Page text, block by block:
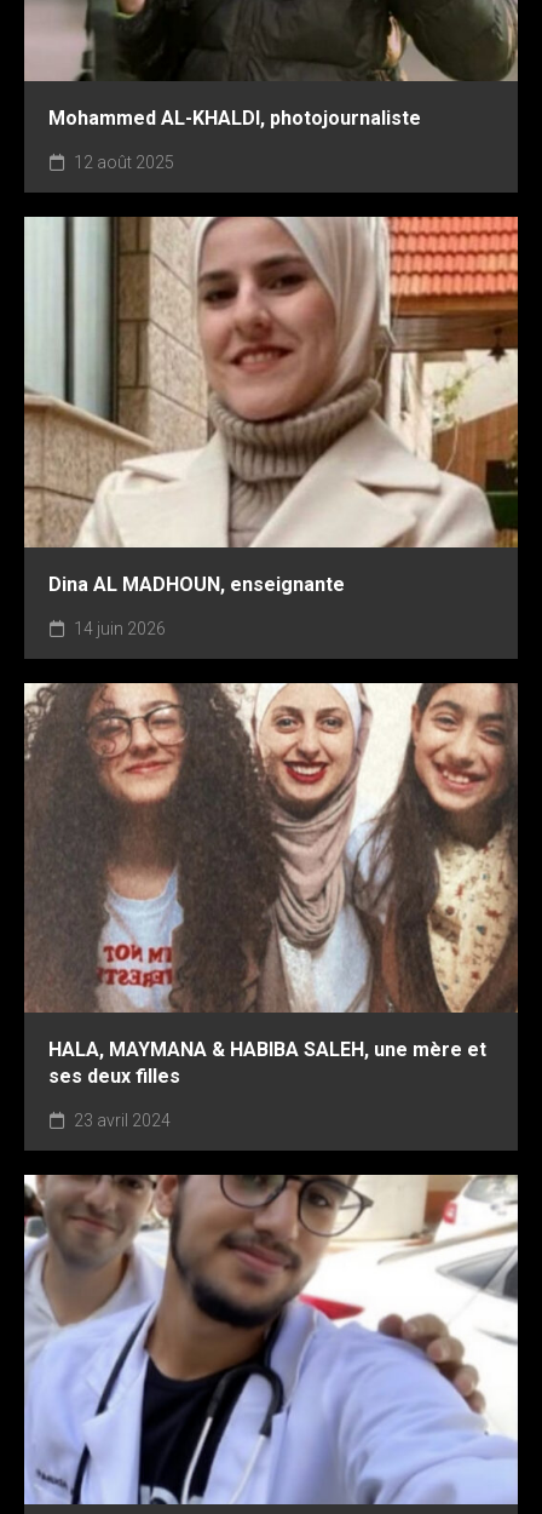
Mohammed AL-KHALDI, photojournaliste
12 août 2025
Dina AL MADHOUN, enseignante
14 juin 2026
HALA, MAYMANA & HABIBA SALEH, une mère et
ses deux filles
23 avril 2024